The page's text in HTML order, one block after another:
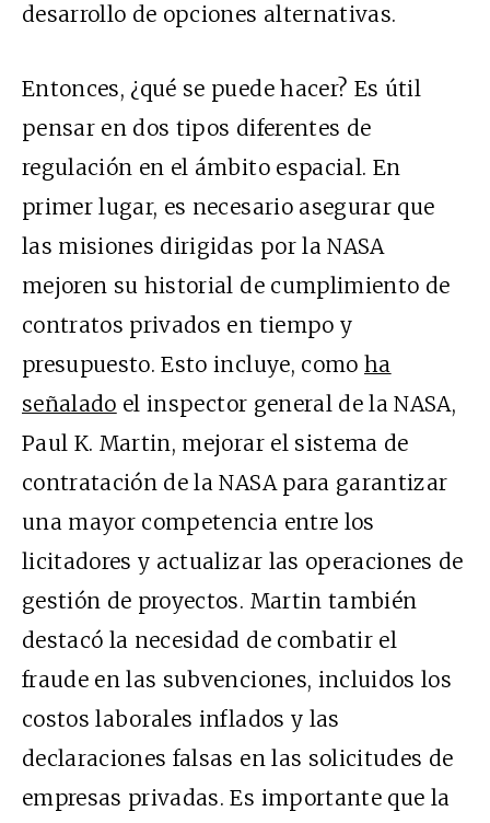
desarrollo de opciones alternativas.
Entonces, ¿qué se puede hacer? Es útil
pensar en dos tipos diferentes de
regulación en el ámbito espacial. En
primer lugar, es necesario asegurar que
las misiones dirigidas por la NASA
mejoren su historial de cumplimiento de
contratos privados en tiempo y
presupuesto. Esto incluye, como ha
señalado el inspector general de la NASA,
Paul K. Martin, mejorar el sistema de
contratación de la NASA para garantizar
una mayor competencia entre los
licitadores y actualizar las operaciones de
gestión de proyectos. Martin también
destacó la necesidad de combatir el
fraude en las subvenciones, incluidos los
costos laborales inflados y las
declaraciones falsas en las solicitudes de
empresas privadas. Es importante que la